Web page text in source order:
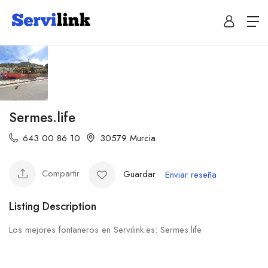
Sermes.life
643 00 86 10 30579 Murcia
Compartir Guardar Enviar reseña
Listing Description
Los mejores fontaneros en Servilink.es: Sermes.life